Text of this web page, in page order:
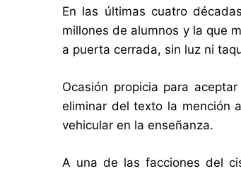
En las últimas cuatro
millones de alumnos y la que
a puerta cerrada, sin luz ni
Ocasión propicia para aceptar
eliminar del texto la mención
vehicular en la enseñanza.
A una de las facciones del